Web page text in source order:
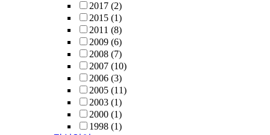
2017 (2)
2015 (1)
2011 (8)
2009 (6)
2008 (7)
2007 (10)
2006 (3)
2005 (11)
2003 (1)
2000 (1)
1998 (1)